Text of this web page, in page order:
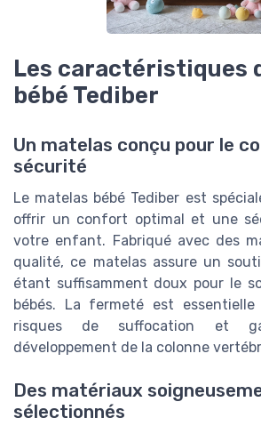
Les caractéristiques
bébé Tediber
Un matelas conçu pour le
sécurité
Le matelas bébé Tediber est
offrir un confort optimal et une
votre enfant. Fabriqué avec des
qualité, ce matelas assure un
étant suffisamment doux pour le
bébés. La fermeté est
risques de suffocation et
développement de la colonne
Des matériaux
sélectionnés